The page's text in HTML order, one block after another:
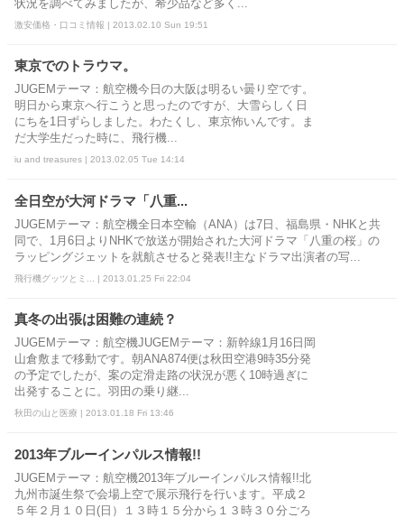
状況を調べてみましたが、希少品など多く...
激安価格・口コミ情報 | 2013.02.10 Sun 19:51
東京でのトラウマ。
JUGEMテーマ：航空機今日の大阪は明るい曇り空です。
明日から東京へ行こうと思ったのですが、大雪らしく日
にちを1日ずらしました。わたくし、東京怖いんです。ま
だ大学生だった時に、飛行機...
iu and treasures | 2013.02.05 Tue 14:14
全日空が大河ドラマ「八重...
JUGEMテーマ：航空機全日本空輸（ANA）は7日、福島県・NHKと共
同で、1月6日よりNHKで放送が開始された大河ドラマ「八重の桜」の
ラッピングジェットを就航させると発表!!主なドラマ出演者の写...
飛行機グッツとミ... | 2013.01.25 Fri 22:04
真冬の出張は困難の連続？
JUGEMテーマ：航空機JUGEMテーマ：新幹線1月16日岡
山倉敷まで移動です。朝ANA874便は秋田空港9時35分発
の予定でしたが、案の定滑走路の状況が悪く10時過ぎに
出発することに。羽田の乗り継...
秋田の山と医療 | 2013.01.18 Fri 13:46
2013年ブルーインパルス情報!!
JUGEMテーマ：航空機2013年ブルーインパルス情報!!北
九州市誕生祭で会場上空で展示飛行を行います。平成２
５年２月１０日(日）１３時１５分から１３時３０分ごろ